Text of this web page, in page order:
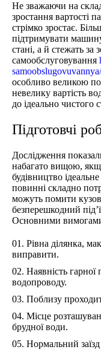
Не зважаючи на
зростання вартості
стрімко зростає.
підтримувати
стані, а й стежать
самообслуговування
samoobslugovuvannya/
особливо великою
невелику вартість
до ідеально чистого
Підготовчі
Дослідження
набагато вищою,
будівництво
повинні складно
можуть помити
безперешкодний
Основними
Рівна ділянка,
виправити.
Наявність гарної
водопроводу.
Поблизу
Місце
брудної води.
Нормальний заїзд